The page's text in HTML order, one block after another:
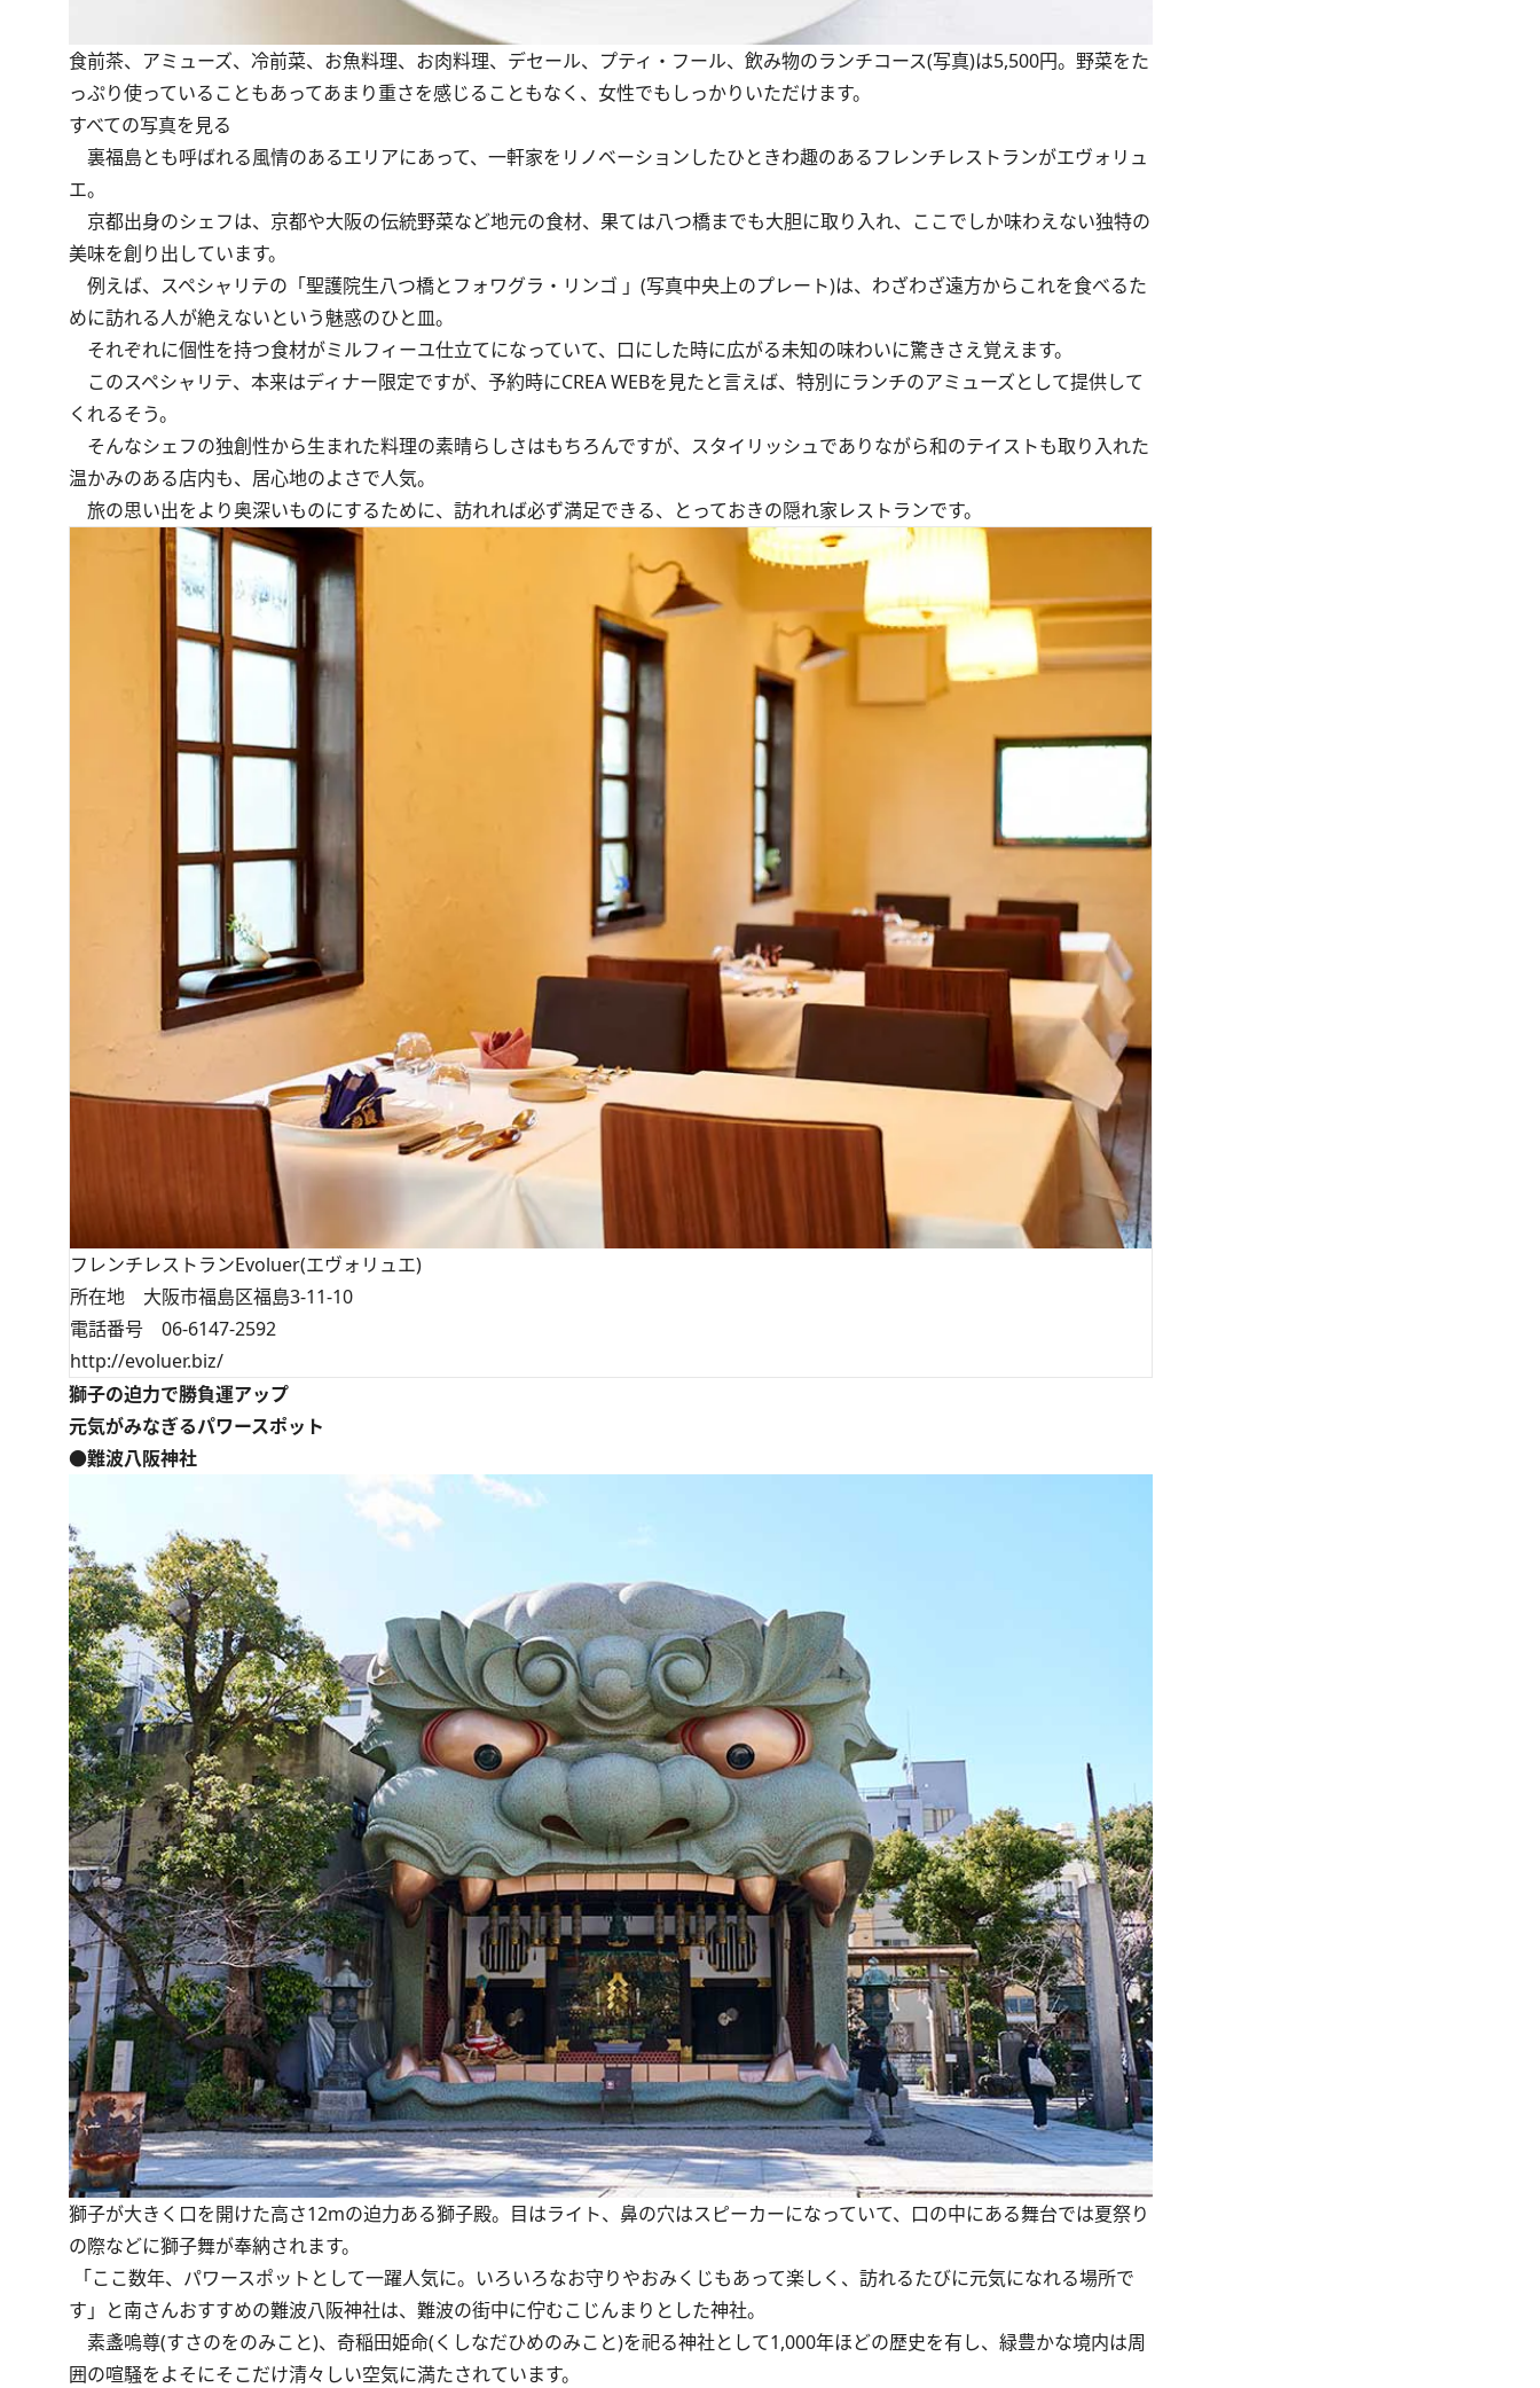
食前茶、アミューズ、冷前菜、お魚料理、お肉料理、デセール、プティ・フール、飲み物のランチコース(写真)は5,500円。野菜をた
っぷり使っていることもあってあまり重さを感じることもなく、女性でもしっかりいただけます。
すべての写真を見る
裏福島とも呼ばれる風情のあるエリアにあって、一軒家をリノベーションしたひときわ趣のあるフレンチレストランがエヴォリュ
エ。
京都出身のシェフは、京都や大阪の伝統野菜など地元の食材、果ては八つ橋までも大胆に取り入れ、ここでしか味わえない独特の
美味を創り出しています。
例えば、スペシャリテの「聖護院生八つ橋とフォワグラ・リンゴ 」(写真中央上のプレート)は、わざわざ遠方からこれを食べるた
めに訪れる人が絶えないという魅惑のひと皿。
それぞれに個性を持つ食材がミルフィーユ仕立てになっていて、口にした時に広がる未知の味わいに驚きさえ覚えます。
このスペシャリテ、本来はディナー限定ですが、予約時にCREA WEBを見たと言えば、特別にランチのアミューズとして提供して
くれるそう。
そんなシェフの独創性から生まれた料理の素晴らしさはもちろんですが、スタイリッシュでありながら和のテイストも取り入れた
温かみのある店内も、居心地のよさで人気。
旅の思い出をより奥深いものにするために、訪れれば必ず満足できる、とっておきの隠れ家レストランです。
フレンチレストランEvoluer(エヴォリュエ)
所在地 大阪市福島区福島3-11-10
電話番号 06-6147-2592
http://evoluer.biz/
獅子の迫力で勝負運アップ
元気がみなぎるパワースポット
●難波八阪神社
獅子が大きく口を開けた高さ12mの迫力ある獅子殿。目はライト、鼻の穴はスピーカーになっていて、口の中にある舞台では夏祭り
の際などに獅子舞が奉納されます。
「ここ数年、パワースポットとして一躍人気に。いろいろなお守りやおみくじもあって楽しく、訪れるたびに元気になれる場所で
す」と南さんおすすめの難波八阪神社は、難波の街中に佇むこじんまりとした神社。
素盞嗚尊(すさのをのみこと)、奇稲田姫命(くしなだひめのみこと)を祀る神社として1,000年ほどの歴史を有し、緑豊かな境内は周
囲の喧騒をよそにそこだけ清々しい空気に満たされています。